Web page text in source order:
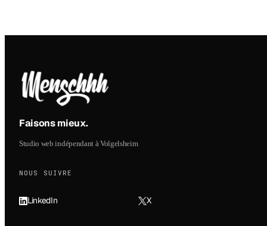
Faisons mieux.
Studio web indépendant à Volgelsheim
NOUS SUIVRE
LinkedIn X